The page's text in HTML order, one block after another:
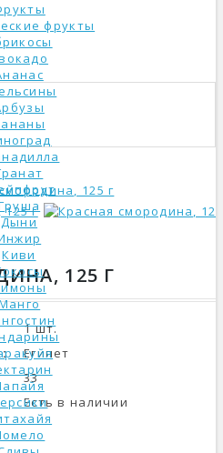
фрукты
Дыни
Киви
125 Г
1 шт.
Египет
33
Есть в наличии